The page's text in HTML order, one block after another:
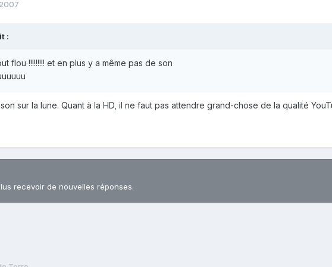
:
flou !!!!!!!!! et en plus y a même pas de son
sur la lune. Quant à la HD, il ne faut pas attendre grand-chose de la qualité
recevoir de nouvelles réponses.